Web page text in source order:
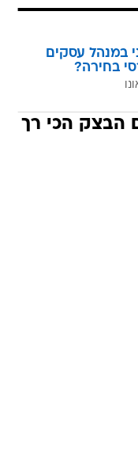
במנהל עסקים
בחירה?
הבצק הכי רך